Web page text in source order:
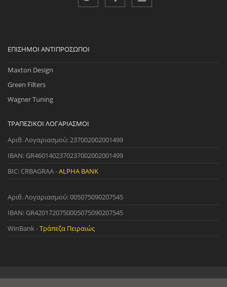
ΕΠΊΣΗΜΟΙ ΑΝΤΙΠΡΌΣΩΠΟΙ
Maxton Design
Green Filters
Wagner Tuning
ΤΡΑΠΕΖΙΚΟΊ ΛΟΓΑΡΙΑΣΜΟΊ
Αριθ. Λογαριασμού: 237002002001499
IBAN: GR4601402370237002002001499
BIC: CRBAGRAA -ALPHA BANK
Αριθ. Λογαριασμού: 005075090207545
IBAN: GR4201720750005075090207545
WinBank -Τράπεζα Πειραιώς
© 2022 StreetWare. All Rights Reserved. | Designed and Developedby